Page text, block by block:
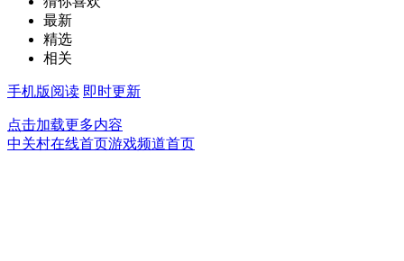
最新
精选
相关
手机版阅读 即时更新
点击加载更多内容
中关村在线首页游戏频道首页